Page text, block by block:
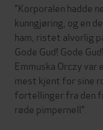
"Korporalen hadde
kunngjøring, og en
ham, ristet alvorlig
Gode Gud! Gode
Emmuska Orczy
mest kjent for sine
fortellinger fra den
røde pimpernell".